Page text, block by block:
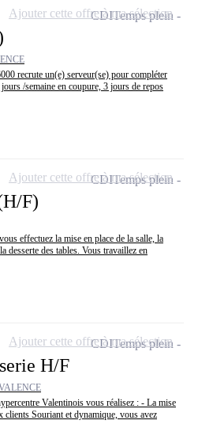
recrute un(e) serveur(se) pour compléter
/semaine en coupure, 3 jours de repos
CDITemps plein
Ajouter cette offre à ma sélection
F)
effectuez la mise en place de la salle, la
desserte des tables. Vous travaillez en
CDITemps plein
Ajouter cette offre à ma sélection
H/F
Valentinois vous réalisez : - La mise
clients Souriant et dynamique, vous avez
CDITemps plein
Ajouter cette offre à ma sélection